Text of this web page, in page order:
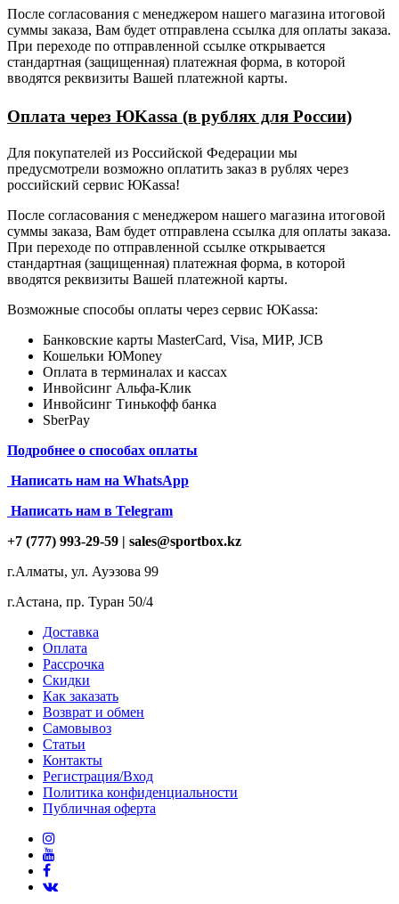
После согласования с менеджером нашего магазина итоговой
суммы заказа, Вам будет отправлена ссылка для оплаты заказа.
При переходе по отправленной ссылке открывается
стандартная (защищенная) платежная форма, в которой
вводятся реквизиты Вашей платежной карты.
Оплата через ЮKassa (в рублях для России)
Для покупателей из Российской Федерации мы
предусмотрели возможно оплатить заказ в рублях через
российский сервис ЮKassa!
После согласования с менеджером нашего магазина итоговой
суммы заказа, Вам будет отправлена ссылка для оплаты заказа.
При переходе по отправленной ссылке открывается
стандартная (защищенная) платежная форма, в которой
вводятся реквизиты Вашей платежной карты.
Возможные способы оплаты через сервис ЮKassa:
Банковские карты MasterCard, Visa, МИР, JCB
Кошельки ЮMoney
Оплата в терминалах и кассах
Инвойсинг Альфа-Клик
Инвойсинг Тинькофф банка
SberPay
Подробнее о способах оплаты
Написать нам на WhatsApp
Написать нам в Telegram
+7 (777) 993-29-59 | sales@sportbox.kz
г.Алматы, ул. Ауэзова 99
г.Астана, пр. Туран 50/4
Доставка
Оплата
Рассрочка
Скидки
Как заказать
Возврат и обмен
Самовывоз
Статьи
Контакты
Регистрация/Вход
Политика конфиденциальности
Публичная оферта